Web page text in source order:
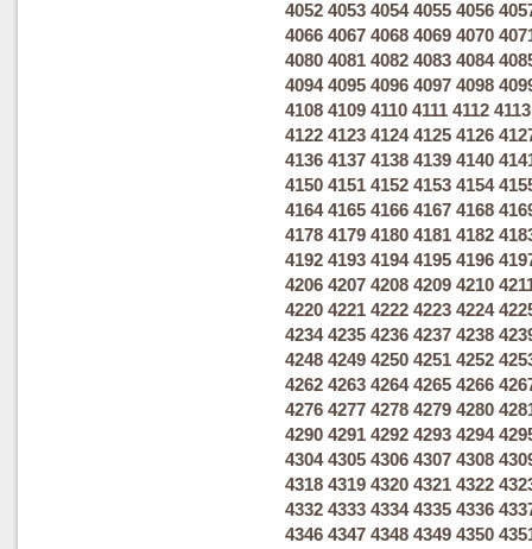
4052 4053 4054 4055 4056
4066 4067 4068 4069 4070
4080 4081 4082 4083 4084
4094 4095 4096 4097 4098
4108 4109 4110 4111 4112 4113
4122 4123 4124 4125 4126
4136 4137 4138 4139 4140
4150 4151 4152 4153 4154
4164 4165 4166 4167 4168
4178 4179 4180 4181 4182
4192 4193 4194 4195 4196
4206 4207 4208 4209 4210
4220 4221 4222 4223 4224
4234 4235 4236 4237 4238
4248 4249 4250 4251 4252
4262 4263 4264 4265 4266
4276 4277 4278 4279 4280
4290 4291 4292 4293 4294
4304 4305 4306 4307 4308
4318 4319 4320 4321 4322
4332 4333 4334 4335 4336
4346 4347 4348 4349 4350